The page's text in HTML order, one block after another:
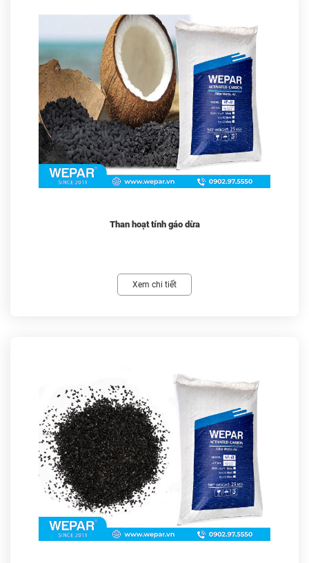
Than hoạt tính gáo dừa
Xem chi tiết